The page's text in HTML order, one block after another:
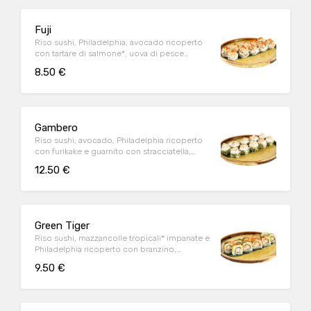
Fuji
Riso sushi, Philadelphia, avocado ricoperto
con tartare di salmone*, uova di pesce
bianco e nero e salsa ponzu al sesamo (10
8.50 €
Gambero
Riso sushi, avocado, Philadelphia ricoperto
con furikake e guarnito con stracciatella,
(10 pz)
12.50 €
Green Tiger
Riso sushi, mazzancolle tropicali* impanate e
Philadelphia ricoperto con branzino,
9.50 €